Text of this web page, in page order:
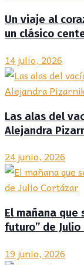
Un viaje al
un clásico
14 julio, 2026
Las alas del
Alejandra
24 junio, 2026
El mañana que
futuro” de
19 junio, 2026